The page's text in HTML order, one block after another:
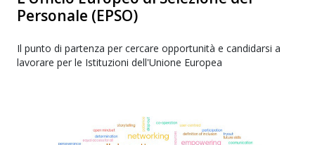
Personale (EPSO)
Il punto di partenza per cercare opportunità e candidarsi a
lavorare per le Istituzioni dell'Unione Europea